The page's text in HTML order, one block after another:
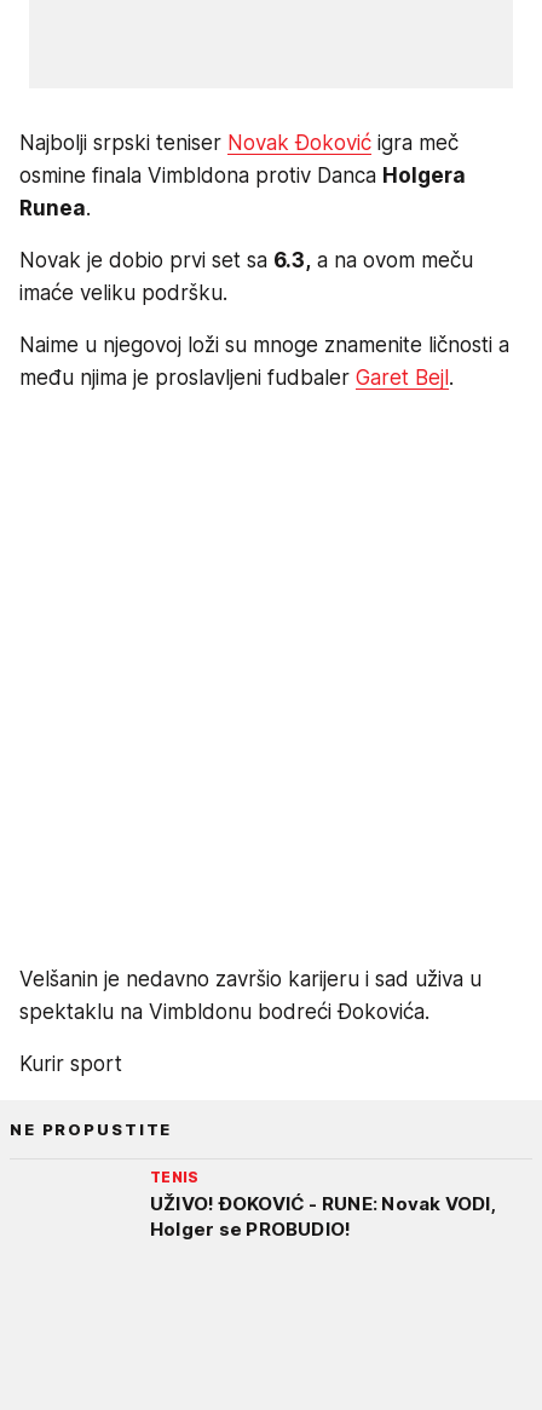
Najbolji srpski teniser Novak Đoković igra meč
osmine finala Vimbldona protiv Danca Holgera
Runea.
Novak je dobio prvi set sa 6.3, a na ovom meču
imaće veliku podršku.
Naime u njegovoj loži su mnoge znamenite ličnosti a
među njima je proslavljeni fudbaler Garet Bejl.
Velšanin je nedavno završio karijeru i sad uživa u
spektaklu na Vimbldonu bodreći Đokovića.
Kurir sport
NE PROPUSTITE
TENIS
UŽIVO! ĐOKOVIĆ - RUNE: Novak VODI,
Holger se PROBUDIO!